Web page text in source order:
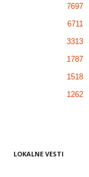
7697
6711
3313
1787
1518
1262
LOKALNE VESTI